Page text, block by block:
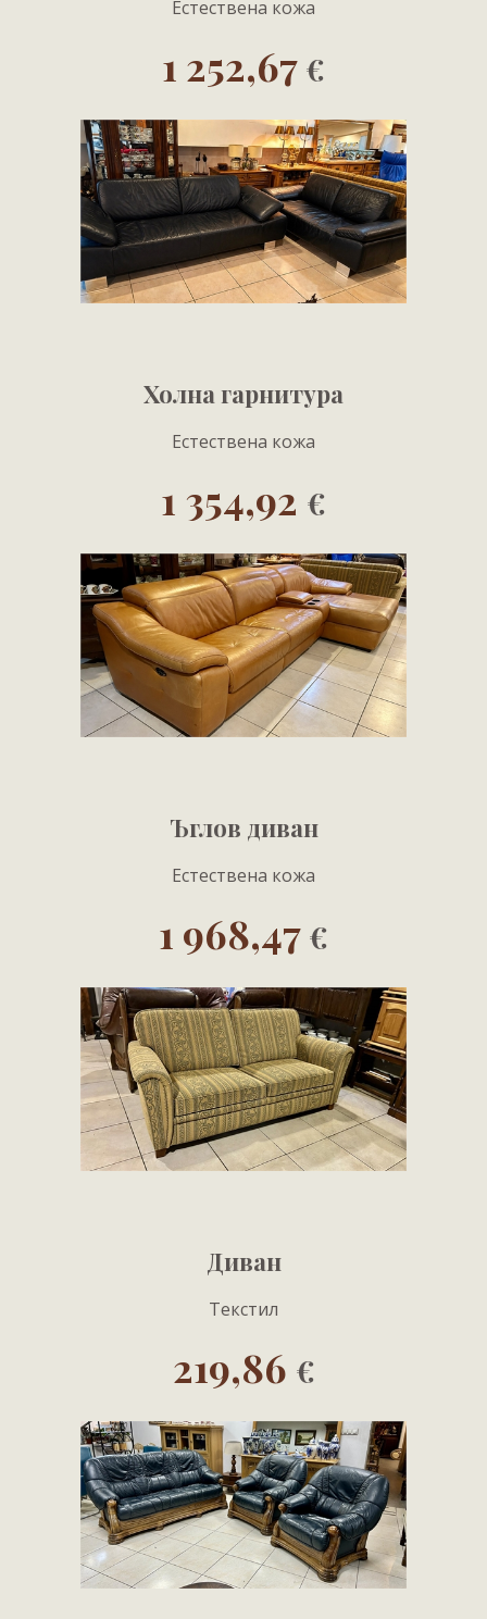
Естествена кожа
1 252,67 €
Холна гарнитура
Естествена кожа
1 354,92 €
Ъглов диван
Естествена кожа
1 968,47 €
Диван
Текстил
219,86 €